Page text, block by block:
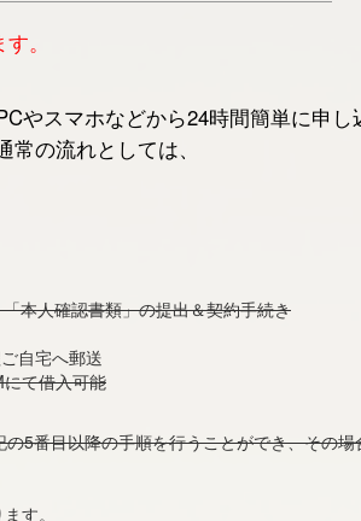
。
やスマホなどから24時間簡単に申
の流れとしては、
本人確認書類」の提出＆契約手続き
自宅へ郵送
て借入可能
の5番目以降の手順を行うことができ、その
す。